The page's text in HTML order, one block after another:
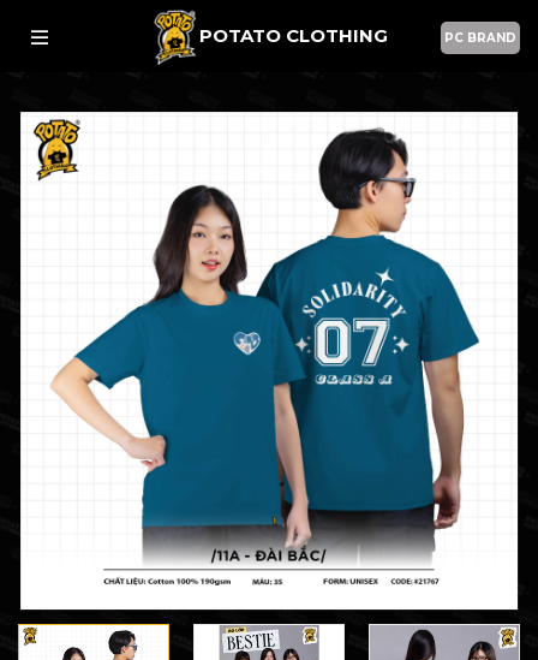
POTATO CLOTHING PC BRAND